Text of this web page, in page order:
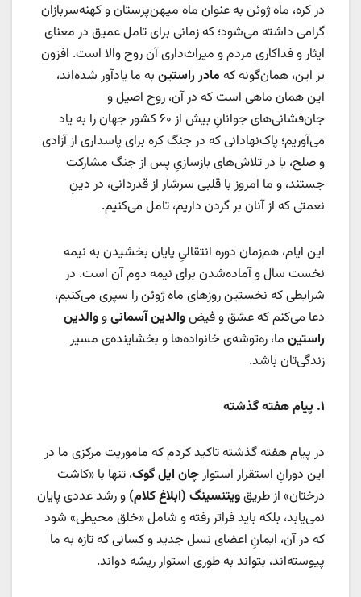
در کره، ماه ژوئن به عنوان ماه میهن‌پرستان و کهنه‌سربازان
گرامی داشته می‌شود؛ که زمانی برای تامل عمیق در معنای
ایثار و فداکاری مردم و میراث‌داری آن روح والا است. افزون
بر این، همان‌گونه که مادر راستین به ما یادآور شده‌اند،
این همان ماهی است که در آن، روح اصیل و
جان‌فشانی‌های جوانانِ بیش از ۶۰ کشور جهان را به یاد
می‌آوریم؛ پاک‌نهادانی که در جنگ کره برای پاسداری از آزادی
و صلح، یا در تلاش‌های بازسازیِ پس از جنگ مشارکت
جستند، و ما امروز با قلبی سرشار از قدردانی، در دینِ
نعمتی که از آنان بر گردن داریم، تامل می‌کنیم.
این ایام، هم‌زمان دوره انتقالیِ پایان بخشیدن به نیمه
نخست سال و آماده‌شدن برای نیمه دوم آن است. در
شرایطی که نخستین روزهای ماه ژوئن را سپری می‌کنیم،
دعا می‌کنم که عشق و فیضوالدین آسمانیووالدین
راستین ما، ره‌توشه‌ی خانواده‌ها و بخشاینده‌ی مسیر
زندگی‌تان باشد.
۱. پیام هفته گذشته
در پیام هفته گذشته تاکید کردم که ماموریت مرکزی ما در
این دورانِ استقرار استوارچان ایل گوک، تنها با «کاشت
درختان» از طریقویتنسینگ (ابلاغ کلام) و رشد عددی پایان
نمی‌یابد، بلکه باید فراتر رفته و شامل «خلق محیطی» شود
که در آن، ایمانِ اعضای نسل جدید و کسانی که تازه به ما
پیوسته‌اند، بتواند به طوری استوار ریشه دواند.